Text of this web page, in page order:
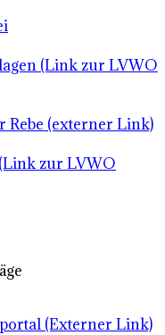
(Link zur LVWO
Rebe (externer Link)
zur LVWO
(Externer Link)